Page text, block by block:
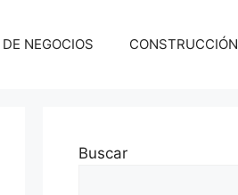
NEGOCIOS CONSTRUCCIÓN
Buscar